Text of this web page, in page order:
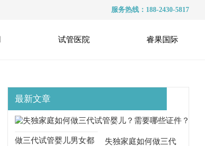
服务热线：188-2430-5817
试管医院 睿果国际
最新文章
失独家庭如何做三代
做三代试管婴儿男女都